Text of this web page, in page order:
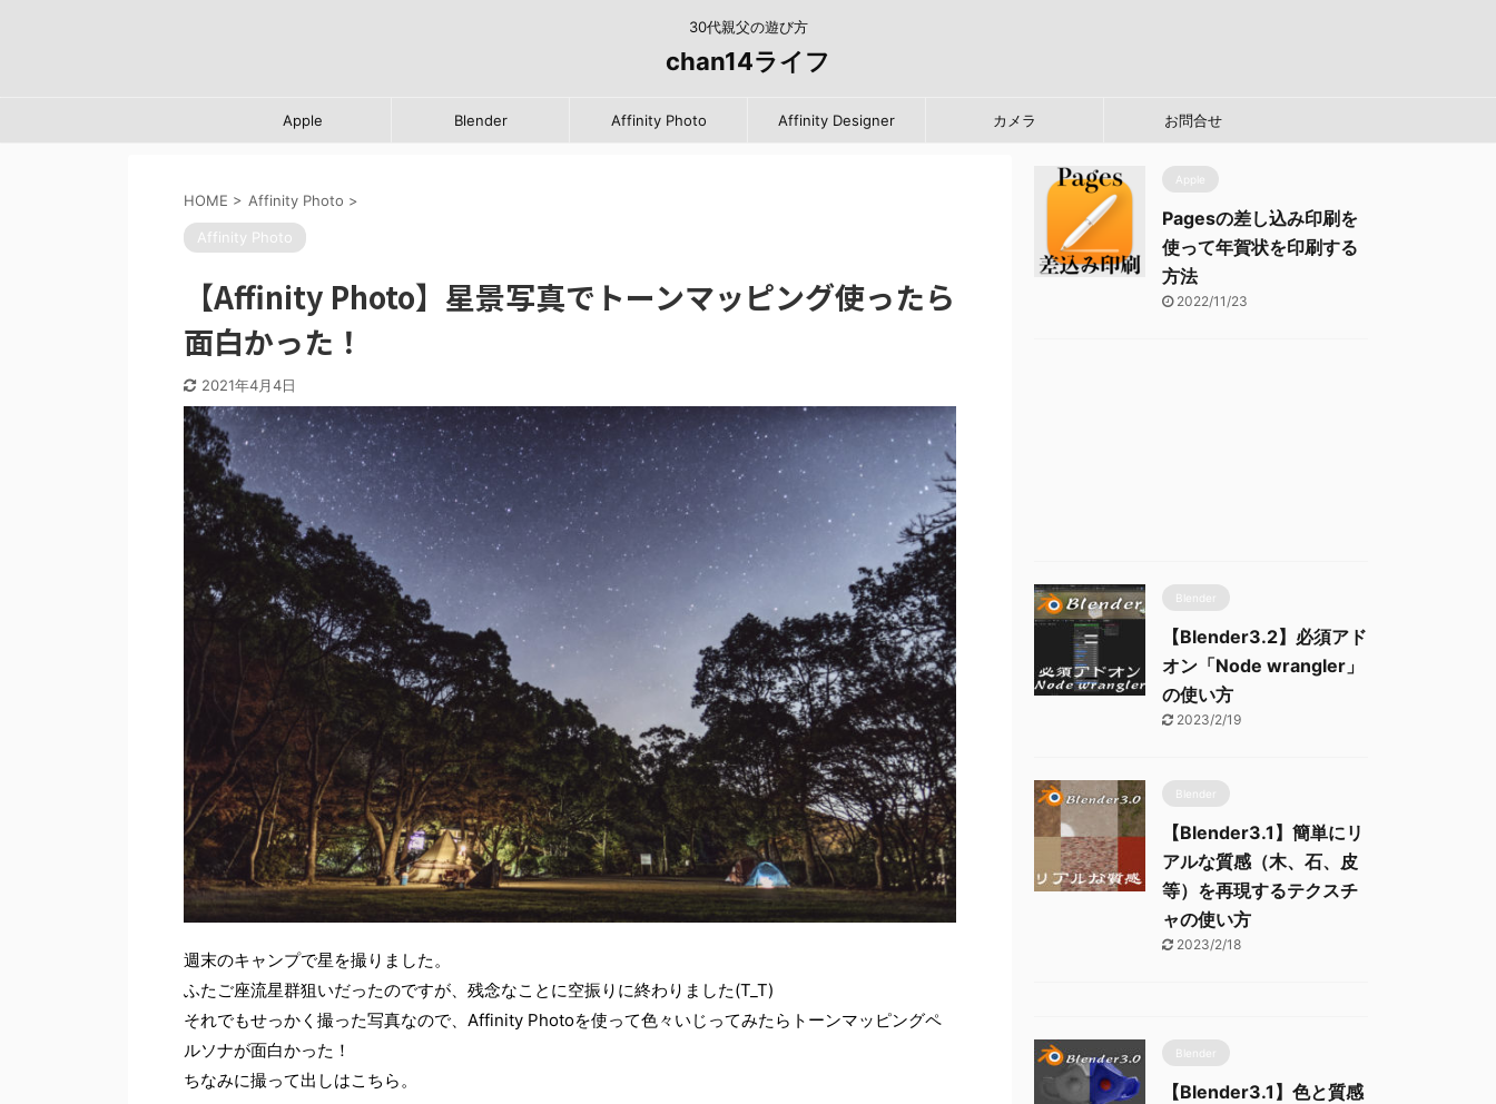
30代親父の遊び方
chan14ライフ
Apple Blender Affinity Photo Affinity Designer カメラ お問合せ
HOME > Affinity Photo >
Affinity Photo
【Affinity Photo】星景写真でトーンマッピング使ったら
面白かった！
2021年4月4日
週末のキャンプで星を撮りました。
ふたご座流星群狙いだったのですが、残念なことに空振りに終わりました(T_T)
それでもせっかく撮った写真なので、Affinity Photoを使って色々いじってみたらトーンマッピングペ
ルソナが面白かった！
ちなみに撮って出しはこちら。
Apple
Pagesの差し込み印刷を
使って年賀状を印刷する
方法
2022/11/23
Blender
【Blender3.2】必須アド
オン「Node wrangler」
の使い方
2023/2/19
Blender
【Blender3.1】簡単にリ
アルな質感（木、石、皮
等）を再現するテクスチ
ャの使い方
2023/2/18
Blender
【Blender3.1】色と質感